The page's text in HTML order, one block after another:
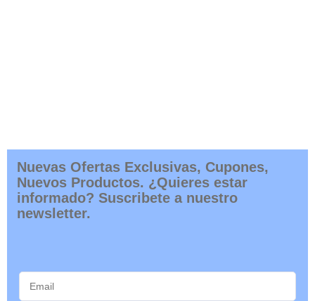
Nuevas Ofertas Exclusivas, Cupones,
Nuevos Productos. ¿Quieres estar
informado? Suscribete a nuestro
newsletter.